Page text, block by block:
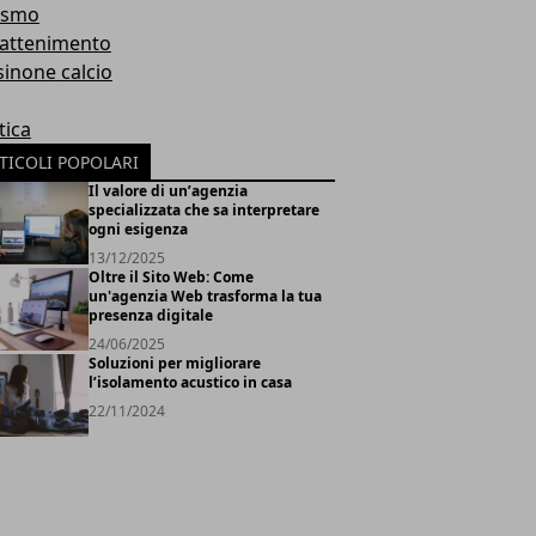
calcio
POPOLARI
Il valore di un’agenzia
specializzata che sa interpretare
ogni esigenza
13/12/2025
Oltre il Sito Web: Come
un'agenzia Web trasforma la tua
presenza digitale
24/06/2025
Soluzioni per migliorare
l’isolamento acustico in casa
22/11/2024